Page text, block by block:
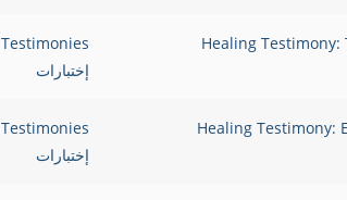
Testimonies
إختبارات
Testimonies
إختبارات